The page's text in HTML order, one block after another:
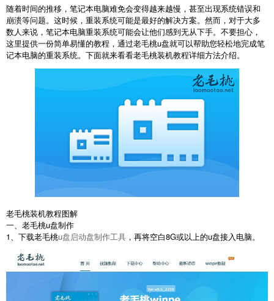
随着时间的推移，笔记本电脑难免会变得越来越慢，甚至出现系统错误和
崩溃等问题。这时候，重装系统可能是最好的解决方案。然而，对于大多
数人来说，笔记本电脑重装系统可能会让他们感到无从下手。不要担心，
这里提供一份简单易懂的教程，通过老毛桃u盘就可以帮助您轻松地完成笔
记本电脑的重装系统。下面就来看看老毛桃装机教程详细方法介绍。
老毛桃装机教程图解
一、老毛桃u盘制作
1、下载老毛桃u盘启动盘制作工具 ，再将空白8G或以上的u盘接入电脑。